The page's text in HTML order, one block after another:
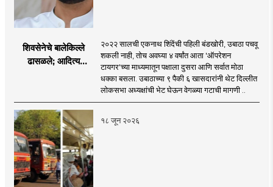
शिवसेनेचे बालेकिल्ले
ढासळले; आदित्य
नेमका कुठे चुकला?
२०२२ सालची एकनाथ शिंदेंची पहिली बंडखोरी, उबाठा पचवू
शकली नाही, तोच अवघ्या ४ वर्षांत आता 'ऑपरेशन
टायगर'च्या माध्यमातून पक्षाला दुसरा आणि सर्वात मोठा
धक्का बसला. उबाठाच्या ९ पैकी ६ खासदारांनी थेट दिल्लीत
लोकसभा अध्यक्षांची भेट घेऊन वेगळ्या गटाची मागणी ..
१८ जून २०२६